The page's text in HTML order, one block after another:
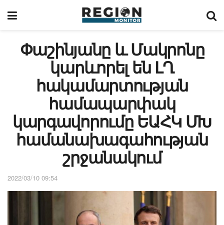
Փաշինյանը և Մակրոնը
կարևորել են ԼՂ
հակամարտության
համապարփակ
կարգավորումը ԵԱՀԿ ՄԽ
համանախագահության
շրջանակում
2022/03/10 09:54